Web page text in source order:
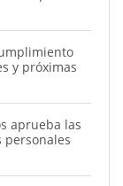
y próximas
aprueba las
personales